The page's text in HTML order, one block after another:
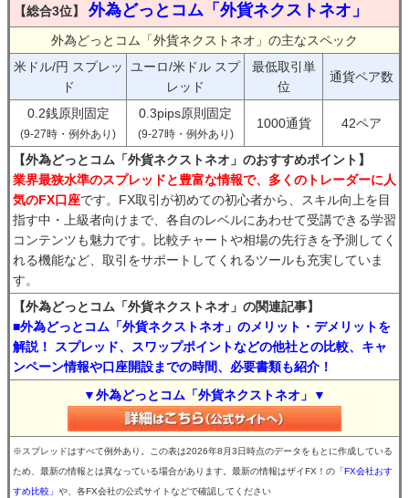
【総合3位】 外為どっとコム「外貨ネクストネオ」
外為どっとコム「外貨ネクストネオ」の主なスペック
米ドル/円 スプレッ
ド
ユーロ/米ドル スプ
レッド
最低取引単
位
通貨ペア数
0.2銭原則固定
(9-27時・例外あり)
0.3pips原則固定
(9-27時・例外あり)
1000通貨 42ペア
【外為どっとコム「外貨ネクストネオ」のおすすめポイント】
業界最狭水準のスプレッドと豊富な情報で、多くのトレーダーに人
気のFX口座です。FX取引が初めての初心者から、スキル向上を目
指す中・上級者向けまで、各自のレベルにあわせて受講できる学習
コンテンツも魅力です。比較チャートや相場の先行きを予測してく
れる機能など、取引をサポートしてくれるツールも充実していま
す。
【外為どっとコム「外貨ネクストネオ」の関連記事】
■外為どっとコム「外貨ネクストネオ」のメリット・デメリットを
解説！ スプレッド、スワップポイントなどの他社との比較、キャ
ンペーン情報や口座開設までの時間、必要書類も紹介！
▼外為どっとコム「外貨ネクストネオ」▼
※スプレッドはすべて例外あり。この表は2026年8月3日時点のデータをもとに作成している
ため、最新の情報とは異なっている場合があります。最新の情報はザイFX！の 「FX会社おす
すめ比較」 や、各FX会社の公式サイトなどで確認してください